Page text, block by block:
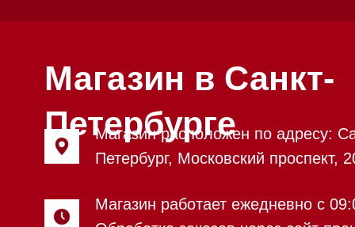
Почта:Hello@mieles.ru
Напишите нам в
WhatsApp
Напишите нам в Telegram
Напишите нам в Max